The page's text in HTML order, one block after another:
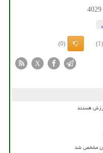
4029
(1)
(0)
X
هستند
مشخص شد